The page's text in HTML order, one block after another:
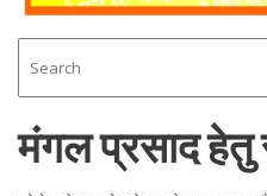
मंगल प्रसाद हेतु